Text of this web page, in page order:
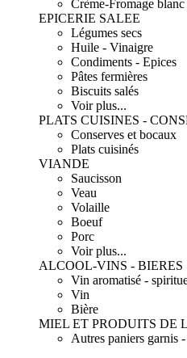
Crème-Fromage blanc
EPICERIE SALEE
Légumes secs
Huile - Vinaigre
Condiments - Epices
Pâtes fermières
Biscuits salés
Voir plus...
PLATS CUISINES -
Conserves et bocaux
Plats cuisinés
VIANDE
Saucisson
Veau
Volaille
Boeuf
Porc
Voir plus...
ALCOOL-VINS - BIERES
Vin aromatisé -
Vin
Bière
MIEL ET PRODUITS DE
Autres paniers garnis